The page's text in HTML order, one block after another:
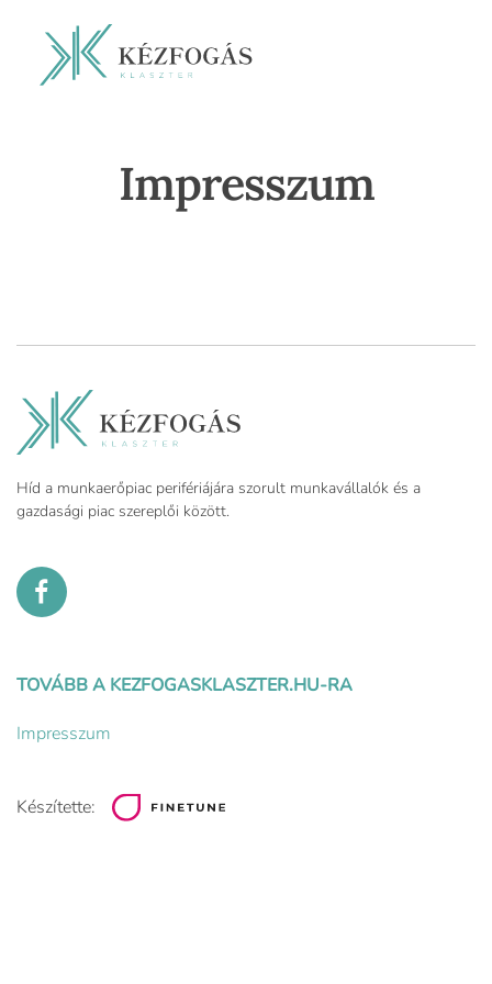
Impresszum
Híd a munkaerőpiac perifériájára szorult munkavállalók és a
gazdasági piac szereplői között.
TOVÁBB A KEZFOGASKLASZTER.HU-RA
Impresszum
Készítette: